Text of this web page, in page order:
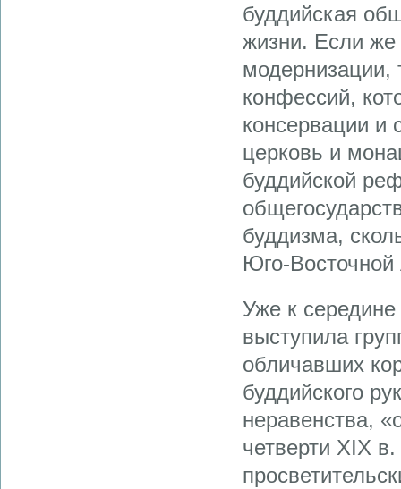
буддийская
жизни. Если же
модернизации,
конфессий,
консервации и
церковь и
буддийской
буддизма,
Юго-Восточной
Уже к
выступила
обличавших
буддийского
неравенства,
четверти XIX